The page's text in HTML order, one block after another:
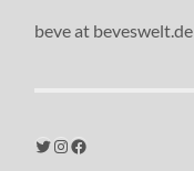
beve at beveswelt.de
Twitter Instagram Facebook